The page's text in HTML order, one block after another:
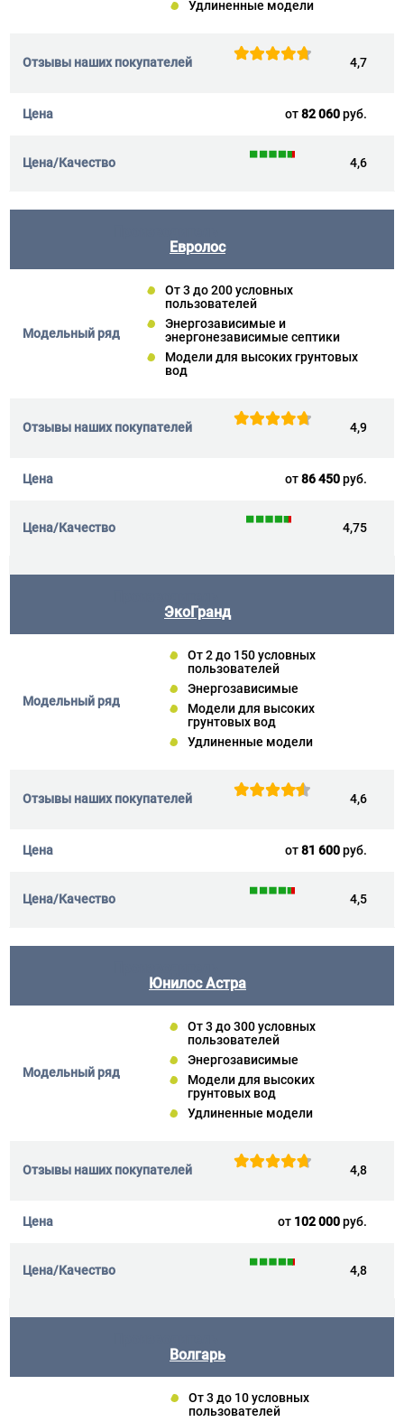
Удлиненные модели
4,7
от82 060руб.
4,6
Евролос
От 3 до 200 условных
пользователей
Энергозависимые и
энергонезависимые септики
Модели для высоких грунтовых
вод
4,9
от86 450руб.
4,75
ЭкоГранд
От 2 до 150 условных
пользователей
Энергозависимые
Модели для высоких
грунтовых вод
Удлиненные модели
4,6
от81 600руб.
4,5
Юнилос Астра
От 3 до 300 условных
пользователей
Энергозависимые
Модели для высоких
грунтовых вод
Удлиненные модели
4,8
от 102 000руб.
4,8
Волгарь
От 3 до 10 условных
пользователей